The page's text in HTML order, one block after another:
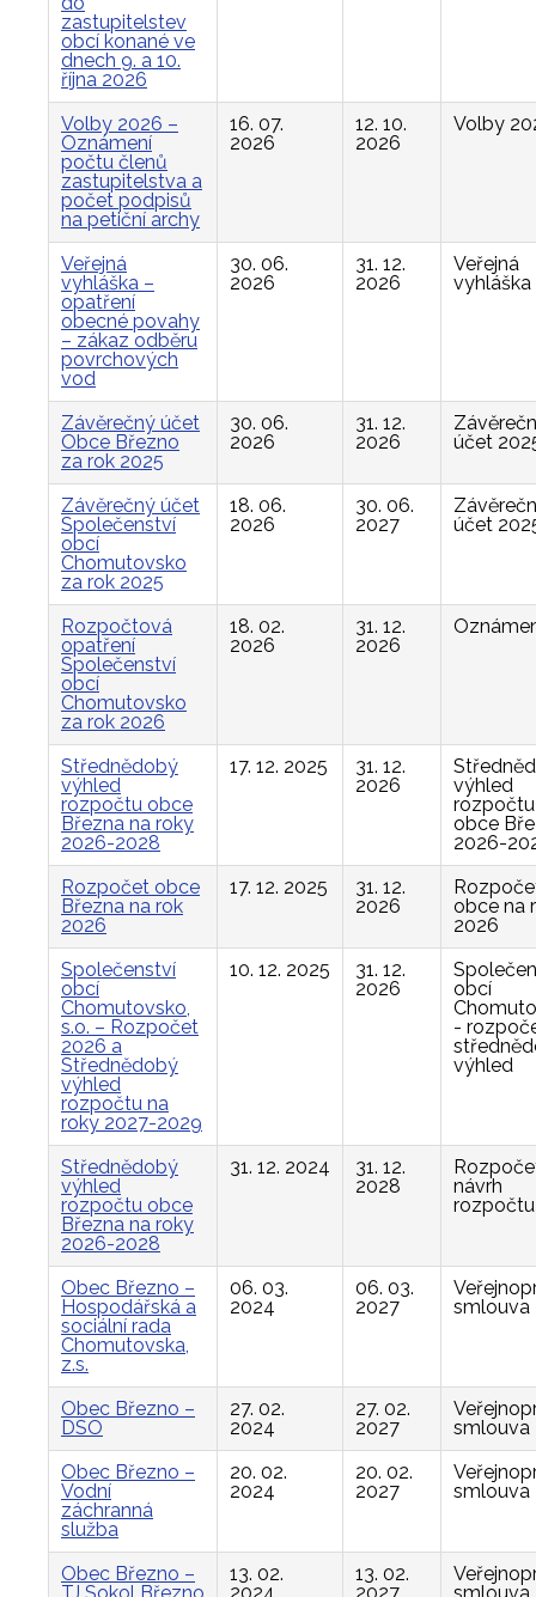
zastupitelstev
obcí konané ve
dnech 9. a 10.
října 2026
Volby 2026 –
Oznámení
počtu členů
zastupitelstva a
počet podpisů
na petiční archy
16. 07.
2026
12. 10.
2026
Volby
Veřejná
vyhláška –
opatření
obecné povahy
– zákaz odběru
povrchových
vod
30. 06.
2026
31. 12.
2026
Veřejná
vyhláška
Závěrečný účet
Obce Březno
za rok 2025
30. 06.
2026
31. 12.
2026
účet
Závěrečný účet
Společenství
obcí
Chomutovsko
za rok 2025
18. 06.
2026
30. 06.
2027
účet
Rozpočtová
opatření
Společenství
obcí
Chomutovsko
za rok 2026
18. 02.
2026
31. 12.
2026
Střednědobý
výhled
rozpočtu obce
Března na roky
2026-2028
17. 12. 2025
31. 12.
2026
výhled
rozpočtu
obce
2026-
Rozpočet obce
Března na rok
2026
17. 12. 2025
31. 12.
2026
obce na
2026
Společenství
obcí
Chomutovsko,
s.o. – Rozpočet
2026 a
Střednědobý
výhled
rozpočtu na
roky 2027-2029
10. 12. 2025
31. 12.
2026
obcí
-
výhled
Střednědobý
výhled
rozpočtu obce
Března na roky
2026-2028
31. 12. 2024
31. 12.
2028
návrh
rozpočtu
Obec Březno –
Hospodářská a
sociální rada
Chomutovska,
z.s.
06. 03.
2024
06. 03.
2027
smlouva
Obec Březno –
DSO
27. 02.
2024
27. 02.
2027
smlouva
Obec Březno –
Vodní
záchranná
služba
20. 02.
2024
20. 02.
2027
smlouva
Obec Březno –
13. 02.
13. 02.